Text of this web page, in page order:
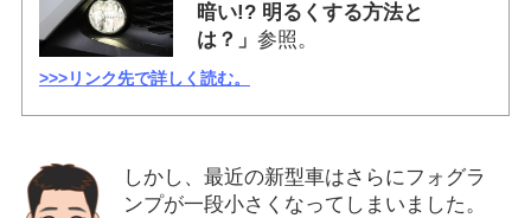
暗い!? 明るくする方法と
は？」参照。
>>>リンク先で詳しく読む。
しかし、最近の新型車はさらにフォグラ
ンプが一段小さくなってしまいました。